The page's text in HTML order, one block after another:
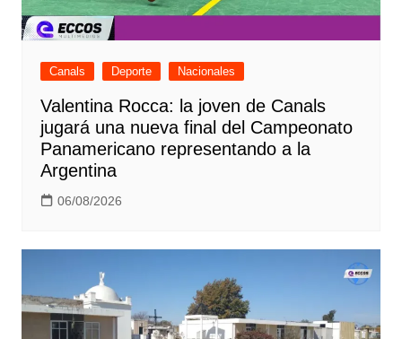
Canals Deporte Nacionales
Valentina Rocca: la joven de Canals
jugará una nueva final del Campeonato
Panamericano representando a la
Argentina
06/08/2026